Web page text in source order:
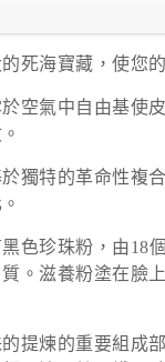
死海寶藏，使您
空氣中自由基使
獨特的革命性複
色珍珠粉，由18
。滋養粉塗在臉
提煉的重要組成部